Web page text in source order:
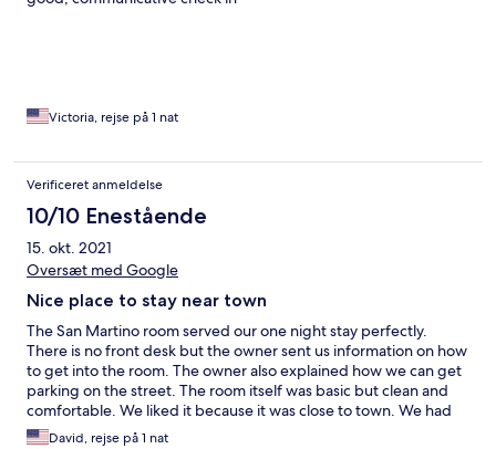
Victoria, rejse på 1 nat
Verificeret anmeldelse
10/10 Enestående
15. okt. 2021
Oversæt med Google
Nice place to stay near town
The San Martino room served our one night stay perfectly.
There is no front desk but the owner sent us information on how
to get into the room. The owner also explained how we can get
parking on the street. The room itself was basic but clean and
comfortable. We liked it because it was close to town. We had
the ability to watch Netflix which was a nice bonus.
David, rejse på 1 nat